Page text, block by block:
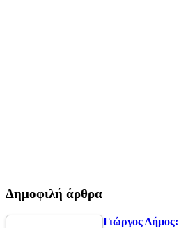
Δημοφιλή άρθρα
Γιώργος